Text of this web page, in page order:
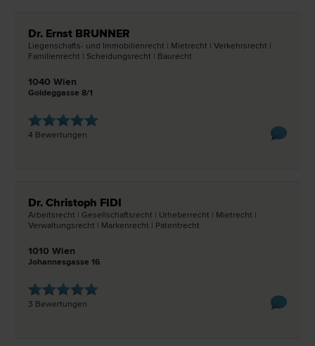
Dr. Ernst BRUNNER
Liegenschafts- und Immobilien­recht | Miet­recht | Verkehrs­recht |
Familien­recht | Scheidungs­recht | Bau­recht
1040 Wien
Goldeggasse 8/1
4 Bewertungen
Dr. Christoph FIDI
Arbeits­recht | Gesellschafts­recht | Urheber­recht | Miet­recht |
Verwaltungs­recht | Marken­recht | Patent­recht
1010 Wien
Johannesgasse 16
3 Bewertungen